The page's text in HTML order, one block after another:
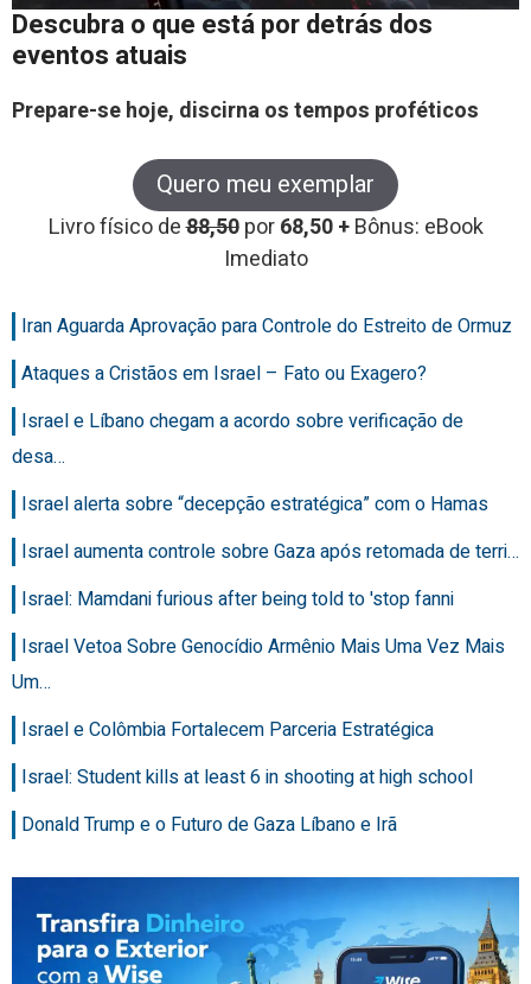
Descubra o que está por detrás dos
eventos atuais
Prepare-se hoje, discirna os tempos proféticos
Quero meu exemplar
Livro físico de88,50 por68,50 +Bônus: eBook
Imediato
Iran Aguarda Aprovação para Controle do Estreito de Ormuz
Ataques a Cristãos em Israel – Fato ou Exagero?
Israel e Líbano chegam a acordo sobre verificação de
desa…
Israel alerta sobre “decepção estratégica” com o Hamas
Israel aumenta controle sobre Gaza após retomada de terri…
Israel: Mamdani furious after being told to 'stop fanni
Israel Vetoa Sobre Genocídio Armênio Mais Uma Vez Mais
Um…
Israel e Colômbia Fortalecem Parceria Estratégica
Israel: Student kills at least 6 in shooting at high school
Donald Trump e o Futuro de Gaza Líbano e Irã